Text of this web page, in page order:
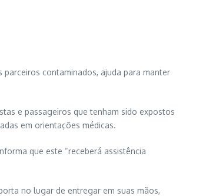
contaminados, ajuda para manter
e passageiros que tenham sido expostos
em orientações médicas.
que este “receberá assistência
no lugar de entregar em suas mãos,